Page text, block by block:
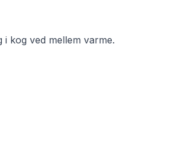
kog ved mellem varme.